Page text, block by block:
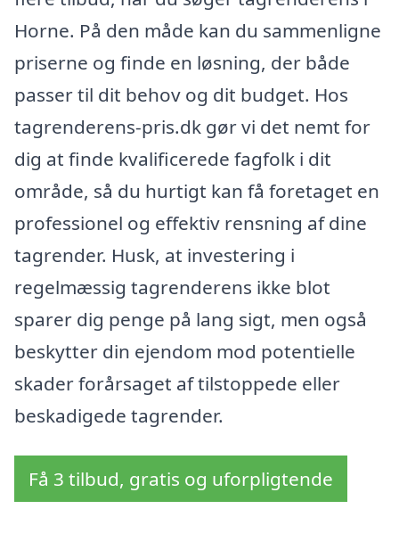
Horne. På den måde kan du sammenligne
priserne og finde en løsning, der både
passer til dit behov og dit budget. Hos
tagrenderens-pris.dk gør vi det nemt for
dig at finde kvalificerede fagfolk i dit
område, så du hurtigt kan få foretaget en
professionel og effektiv rensning af dine
tagrender. Husk, at investering i
regelmæssig tagrenderens ikke blot
sparer dig penge på lang sigt, men også
beskytter din ejendom mod potentielle
skader forårsaget af tilstoppede eller
beskadigede tagrender.
Få 3 tilbud, gratis og uforpligtende